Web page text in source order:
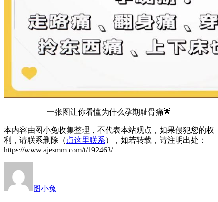
一张图让你看懂为什么孕期耻骨痛🌟
本内容由图小兔收集整理，不代表本站观点，如果侵犯您的权
利，请联系删除（ 点这里联系），如若转载，请注明出处：
https://www.ajesmm.com/t/192463/
图小兔